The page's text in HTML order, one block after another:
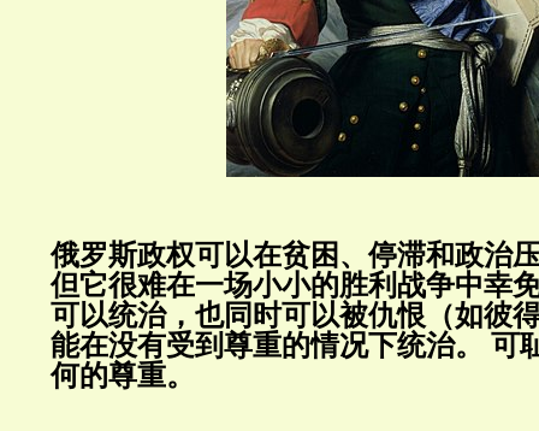
俄罗斯政权可以在贫困、停滞和政治
但它很难在一场小小的胜利战争中幸
可以统治，也同时可以被仇恨（如彼
能在没有受到尊重的情况下统治。
可
何的尊重。